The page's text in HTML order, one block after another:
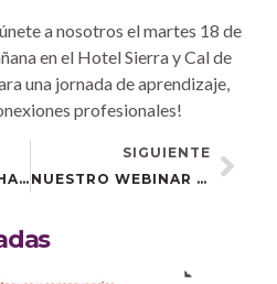
a nosotros el martes 18 de
en el Hotel Sierra y Cal de
una jornada de aprendizaje,
profesionales!
LA JORNADA DE CHAT GPT TRIUNFA EN CASTELLAR DE LA FRONTERA
SIGUIENTE
NUESTRO WEBINAR GRATUITO: «FACTURACIÓN ELECTRÓNICA: OPTIMIZA TU NEGOCIO» FUE TODO UN ÉXITO.